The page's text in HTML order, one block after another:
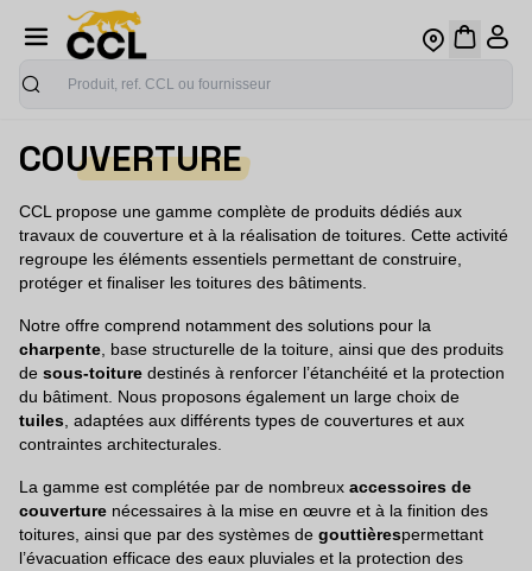
Recherche
COUVERTURE
CCL propose une gamme complète de produits dédiés aux
travaux de couverture et à la réalisation de toitures. Cette activité
regroupe les éléments essentiels permettant de construire,
protéger et finaliser les toitures des bâtiments.
Notre offre comprend notamment des solutions pour la
charpente , base structurelle de la toiture, ainsi que des produits
de sous-toiture destinés à renforcer l’étanchéité et la protection
du bâtiment. Nous proposons également un large choix de
tuiles , adaptées aux différents types de couvertures et aux
contraintes architecturales.
La gamme est complétée par de nombreux accessoires de
couverture nécessaires à la mise en œuvre et à la finition des
toitures, ainsi que par des systèmes de gouttièrespermettant
l’évacuation efficace des eaux pluviales et la protection des